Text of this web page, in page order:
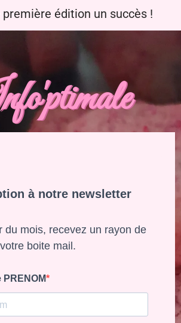
édition un succès !